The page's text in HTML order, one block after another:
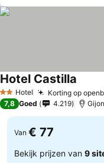
2 Sterren
Hotel Korting op
Hotel Castilla
7,8 Goed 4.219 Gijon
Van € 77
Bekijk prijzen van 9